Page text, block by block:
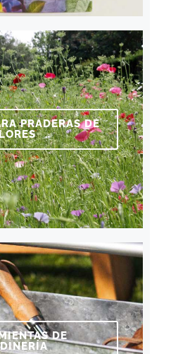
PRADERAS DE
DE